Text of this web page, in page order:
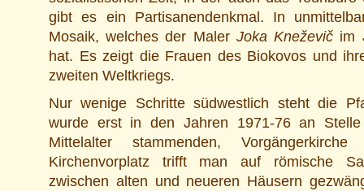
gibt es ein Partisanendenkmal. In
Mosaik, welches der Maler Joka Kneževič im
hat. Es zeigt die Frauen des Biokovos und
zweiten Weltkriegs.
Nur wenige Schritte südwestlich steht die
wurde erst in den Jahren 1971-76 an
Mittelalter stammenden,
Kirchenvorplatz trifft man auf römische
zwischen alten und neueren Häusern